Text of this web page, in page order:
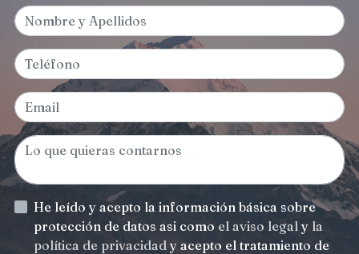
He leído y acepto la información básica sobre
protección de datos asi como el aviso legaly la
política de privacidad y acepto el tratamiento de